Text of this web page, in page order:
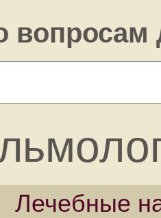
вопросам
Лечебные